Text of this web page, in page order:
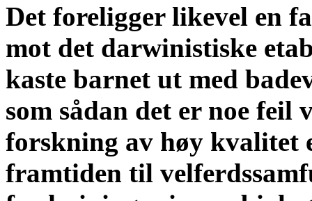
Det foreligger likevel en
mot det darwinistiske
kaste barnet ut med
som sådan det er noe
forskning av høy kvalitet
framtiden til